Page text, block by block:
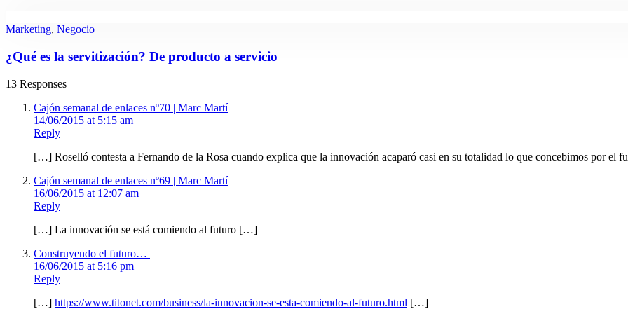
Marketing, Negocio
¿Qué es la servitización? De producto a servicio
13 Responses
Cajón semanal de enlaces nº70 | Marc Martí
14/06/2015 at 5:15 am
Reply
[…] Roselló contesta a Fernando de la Rosa cuando explica que la innovación acaparó casi en su totalidad lo que concebimos por el
Cajón semanal de enlaces nº69 | Marc Martí
16/06/2015 at 12:07 am
Reply
[…] La innovación se está comiendo al futuro […]
Construyendo el futuro… |
16/06/2015 at 5:16 pm
Reply
[…] https://www.titonet.com/business/la-innovacion-se-esta-comiendo-al-futuro.html […]